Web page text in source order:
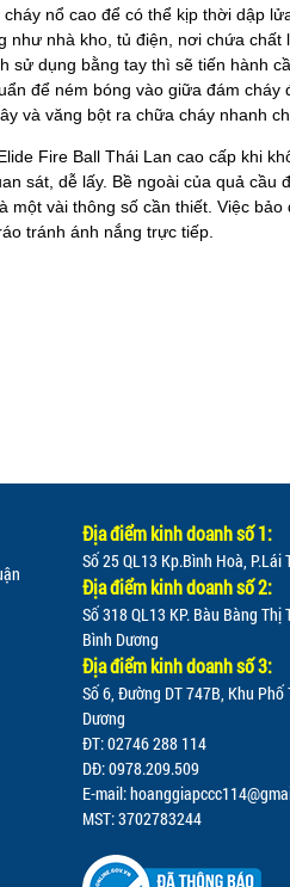
nổ cao để có thể kịp thời dập
như nhà kho, tủ điện, nơi chứa chất
sử dụng bằng tay thì sẽ tiến hành
để ném bóng vào giữa đám
và văng bột ra chữa cháy nhanh
Fire Ball Thái Lan cao cấp khi
sát, dễ lấy. Bề ngoài của quả
một vài thông số cần thiết. Việc
tránh ánh nắng trực tiếp.
Địa điểm kinh doanh số 1:
Số 25 QL13 Kp.Bình Hoà,
Địa điểm kinh doanh số 2:
Số 318 QL13 KP. Bàu Bàng
Bình Dương
Địa điểm kinh doanh số 3:
Số 6, Đường DT 747B, Khu Phố
Dương
ĐT: 02746 288 114
DĐ: 0978.209.509
E-mail:
MST: 3702783244